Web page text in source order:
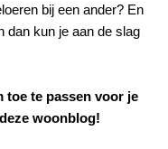
bij een ander? En
dan kun je aan de slag
toe te passen voor je
woonblog!